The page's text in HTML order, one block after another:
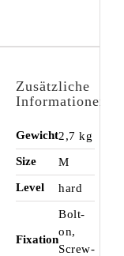
Zusätzliche
Informationen
Gewicht2,7 kg
Size
M
Level
hard
Fixation
Bolt-
on,
Screw-